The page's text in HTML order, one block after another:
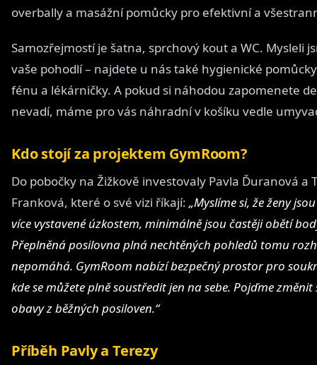
overbally a masážní pomůcky pro efektivní a
Samozřejmostí je šatna, sprchový kout a WC. Mysleli
vaše pohodlí – najdete u nás také hygienické
fénu a lékárničky. A pokud si náhodou zapomenete
nevadí, máme pro vás náhradní v košíku vedle
Kdo stojí za projektem GymRoom?
Do pobočky na Žižkově investovaly Pavla Ďuranová a
Franková, které o své vizi říkají: „Myslíme si, že ženy
více vystavené úzkostem, minimálně jsou častěji obětí
Přeplněná posilovna plná nechtěných pohledů tomu
nepomáhá. GymRoom nabízí bezpečný prostor pro
kde se můžete plně soustředit jen na sebe. Pojďme
obavy z běžných posiloven.“
Příběh Pavly a Terezy